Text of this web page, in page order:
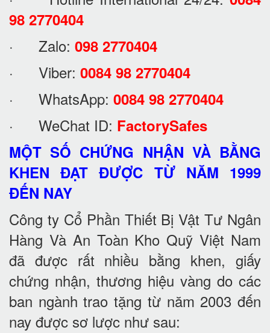
98 2770404
· Zalo: 098 2770404
· Viber: 0084 98 2770404
· WhatsApp: 0084 98 2770404
· WeChat ID: FactorySafes
MỘT SỐ CHỨNG NHẬN VÀ BẰNG
KHEN ĐẠT ĐƯỢC TỪ NĂM 1999
ĐẾN NAY
Công ty Cổ Phần Thiết Bị Vật Tư Ngân
Hàng Và An Toàn Kho Quỹ Việt Nam
đã được rất nhiều bằng khen, giấy
chứng nhận, thương hiệu vàng do các
ban ngành trao tặng từ năm 2003 đến
nay được sơ lược như sau: